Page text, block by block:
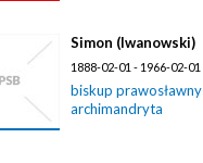
Simon (Iwanowski)
1888-02-01 - 1966-02-01
biskup prawosławny
archimandryta